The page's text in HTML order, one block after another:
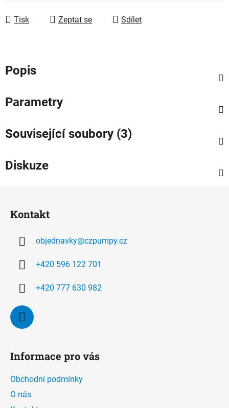
Tisk Zeptat se Sdílet
Popis
Parametry
Související soubory (3)
Diskuze
Kontakt
objednavky@czpumpy.cz
+420 596 122 701
+420 777 630 982
Informace pro vás
Obchodní podmínky
O nás